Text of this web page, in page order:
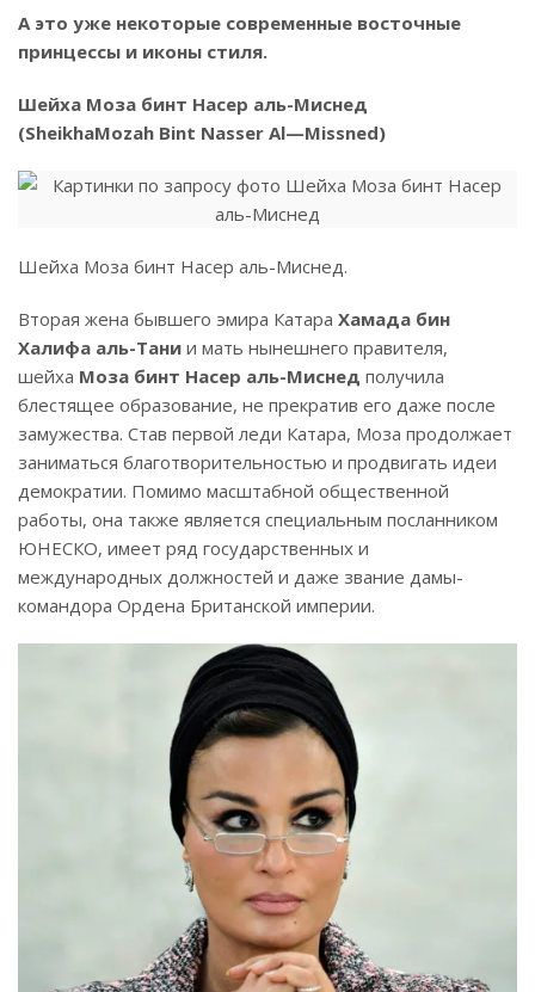
А это уже некоторые современные восточные
принцессы и иконы стиля.
Шейха Моза бинт Насер аль-Миснед
(SheikhaMozah Bint Nasser Al—Missned)
Шейха Моза бинт Насер аль-Миснед.
Вторая жена бывшего эмира Катара Хамада бин
Халифа аль-Тани и мать нынешнего правителя,
шейха Моза бинт Насер аль-Миснед получила
блестящее образование, не прекратив его даже после
замужества. Став первой леди Катара, Моза продолжает
заниматься благотворительностью и продвигать идеи
демократии. Помимо масштабной общественной
работы, она также является специальным посланником
ЮНЕСКО, имеет ряд государственных и
международных должностей и даже звание дамы-
командора Ордена Британской империи.